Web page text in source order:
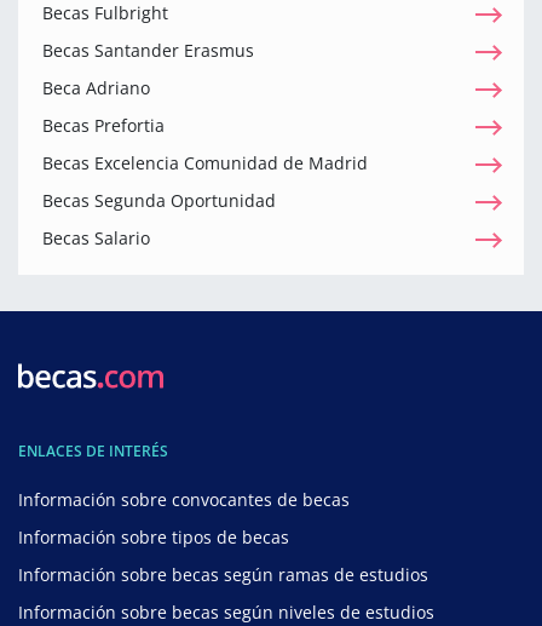
Becas Fulbright
Becas Santander Erasmus
Beca Adriano
Becas Prefortia
Becas Excelencia Comunidad de Madrid
Becas Segunda Oportunidad
Becas Salario
ENLACES DE INTERÉS
Información sobre convocantes de becas
Información sobre tipos de becas
Información sobre becas según ramas de estudios
Información sobre becas según niveles de estudios